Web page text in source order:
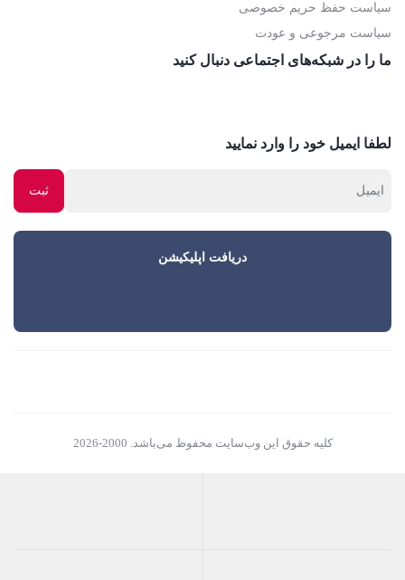
سیاست حفظ حریم خصوصی
سیاست مرجوعی و عودت
ما را در شبکه‌های اجتماعی دنبال کنید
لطفا ایمیل خود را وارد نمایید
دریافت اپلیکیشن
کلیه حقوق این وب‌سایت محفوظ می‌باشد. 2000-2026